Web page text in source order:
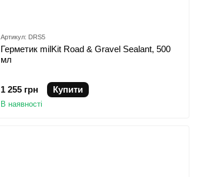
Артикул: DRS5
Герметик milKit Road & Gravel Sealant, 500
мл
1 255 грн Купити
В наявності